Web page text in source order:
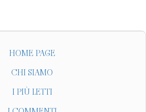
HOME PAGE
CHI SIAMO
I PIÙ LETTI